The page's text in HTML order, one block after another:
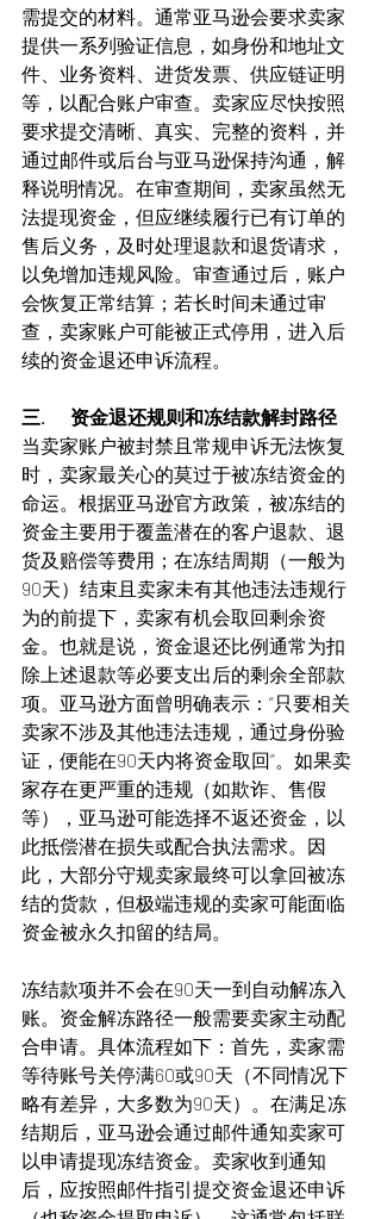
需提交的材料。通常亚马逊会要求卖家
提供一系列验证信息，如身份和地址文
件、业务资料、进货发票、供应链证明
等，以配合账户审查。卖家应尽快按照
要求提交清晰、真实、完整的资料，并
通过邮件或后台与亚马逊保持沟通，解
释说明情况。在审查期间，卖家虽然无
法提现资金，但应继续履行已有订单的
售后义务，及时处理退款和退货请求，
以免增加违规风险。审查通过后，账户
会恢复正常结算；若长时间未通过审
查，卖家账户可能被正式停用，进入后
续的资金退还申诉流程。
三.       资金退还规则和冻结款解封路径
当卖家账户被封禁且常规申诉无法恢复
时，卖家最关心的莫过于被冻结资金的
命运。根据亚马逊官方政策，被冻结的
资金主要用于覆盖潜在的客户退款、退
货及赔偿等费用；在冻结周期（一般为
90天）结束且卖家未有其他违法违规行
为的前提下，卖家有机会取回剩余资
金。也就是说，资金退还比例通常为扣
除上述退款等必要支出后的剩余全部款
项。亚马逊方面曾明确表示：“只要相关
卖家不涉及其他违法违规，通过身份验
证，便能在90天内将资金取回”。如果卖
家存在更严重的违规（如欺诈、售假
等），亚马逊可能选择不返还资金，以
此抵偿潜在损失或配合执法需求。因
此，大部分守规卖家最终可以拿回被冻
结的货款，但极端违规的卖家可能面临
资金被永久扣留的结局。
冻结款项并不会在90天一到自动解冻入
账。资金解冻路径一般需要卖家主动配
合申请。具体流程如下：首先，卖家需
等待账号关停满60或90天（不同情况下
略有差异，大多数为90天）。在满足冻
结期后，亚马逊会通过邮件通知卖家可
以申请提现冻结资金。卖家收到通知
后，应按照邮件指引提交资金退还申诉